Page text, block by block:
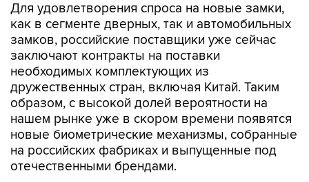
Для удовлетворения спроса на новые замки,
как в сегменте дверных, так и автомобильных
замков, российские поставщики уже сейчас
заключают контракты на поставки
необходимых комплектующих из
дружественных стран, включая Китай. Таким
образом, с высокой долей вероятности на
нашем рынке уже в скором времени появятся
новые биометрические механизмы, собранные
на российских фабриках и выпущенные под
отечественными брендами.